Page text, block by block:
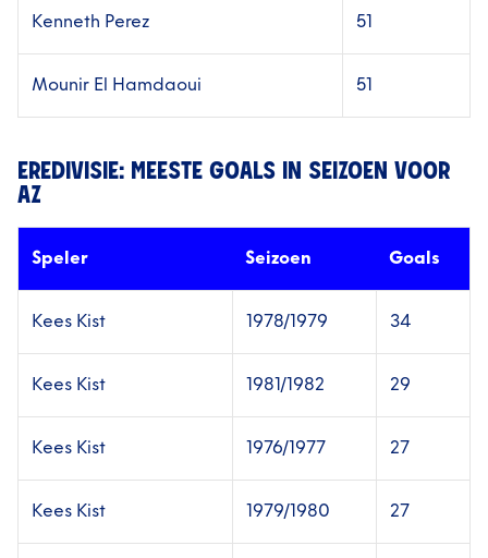
Kenneth Perez 51
Mounir El Hamdaoui 51
EREDIVISIE: MEESTE GOALS IN SEIZOEN VOOR
AZ
Speler Seizoen Goals
Kees Kist 1978/1979 34
Kees Kist 1981/1982 29
Kees Kist 1976/1977 27
Kees Kist 1979/1980 27